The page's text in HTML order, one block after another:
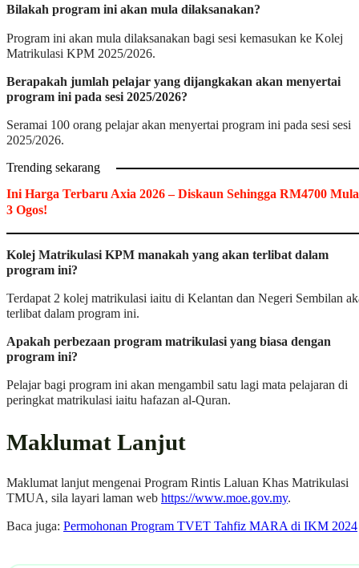
Bilakah program ini akan mula dilaksanakan?
Program ini akan mula dilaksanakan bagi sesi kemasukan ke Kolej
Matrikulasi KPM 2025/2026.
Berapakah jumlah pelajar yang dijangkakan akan menyertai
program ini pada sesi 2025/2026?
Seramai 100 orang pelajar akan menyertai program ini pada sesi sesi
2025/2026.
Trending sekarang
Ini Harga Terbaru Axia 2026 – Diskaun Sehingga RM4700
3 Ogos!
Kolej Matrikulasi KPM manakah yang akan terlibat dalam
program ini?
Terdapat 2 kolej matrikulasi iaitu di Kelantan dan Negeri Sembilan
terlibat dalam program ini.
Apakah perbezaan program matrikulasi yang biasa dengan
program ini?
Pelajar bagi program ini akan mengambil satu lagi mata pelajaran di
peringkat matrikulasi iaitu hafazan al-Quran.
Maklumat Lanjut
Maklumat lanjut mengenai Program Rintis Laluan Khas Matrikulasi
TMUA, sila layari laman web https://www.moe.gov.my.
Baca juga: Permohonan Program TVET Tahfiz MARA di IKM 2024